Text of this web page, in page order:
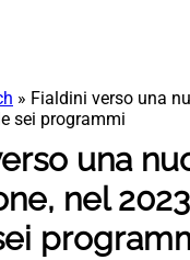
» Fialdini verso una
sei programmi
una
nel